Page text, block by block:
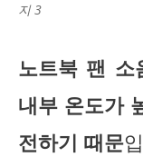
지 3
노트북 팬 소
내부 온도가
전하기 때문